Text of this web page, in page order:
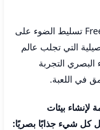
تعد الرسومات في مدينة Free City تسليط الضوء على
التي تجلب عالم
البصري التجربة
في اللعبة.
لإنشاء بيئات
كل شيء جذابًا بصريًا: